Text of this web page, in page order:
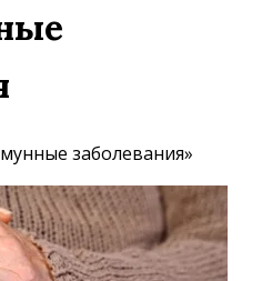
заболевания»